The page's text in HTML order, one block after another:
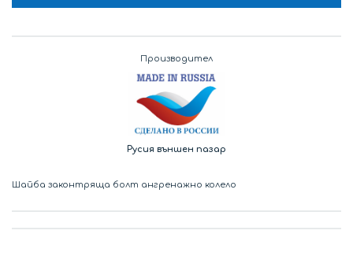
Производител
Русия външен пазар
Шайба законтряща болт ангренажно колело